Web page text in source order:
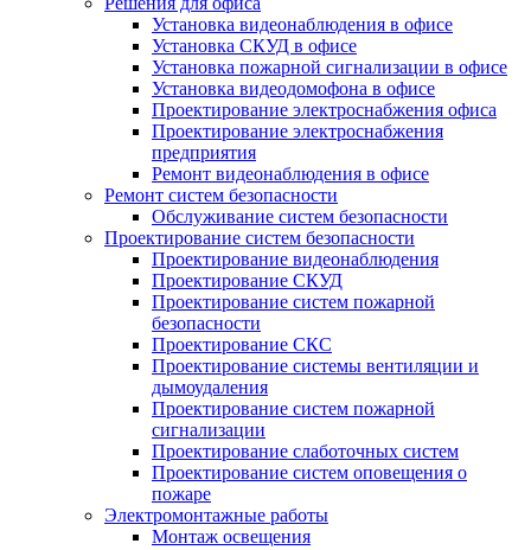
Установка видеонаблюдения в офисе
Установка СКУД в офисе
Установка пожарной сигнализации в офисе
Установка видеодомофона в офисе
Проектирование электроснабжения офиса
Проектирование электроснабжения
предприятия
Ремонт видеонаблюдения в офисе
Ремонт систем безопасности
Обслуживание систем безопасности
Проектирование систем безопасности
Проектирование видеонаблюдения
Проектирование СКУД
Проектирование систем пожарной
безопасности
Проектирование СКС
Проектирование системы вентиляции и
дымоудаления
Проектирование систем пожарной
сигнализации
Проектирование слаботочных систем
Проектирование систем оповещения о
пожаре
Электромонтажные работы
Монтаж освещения